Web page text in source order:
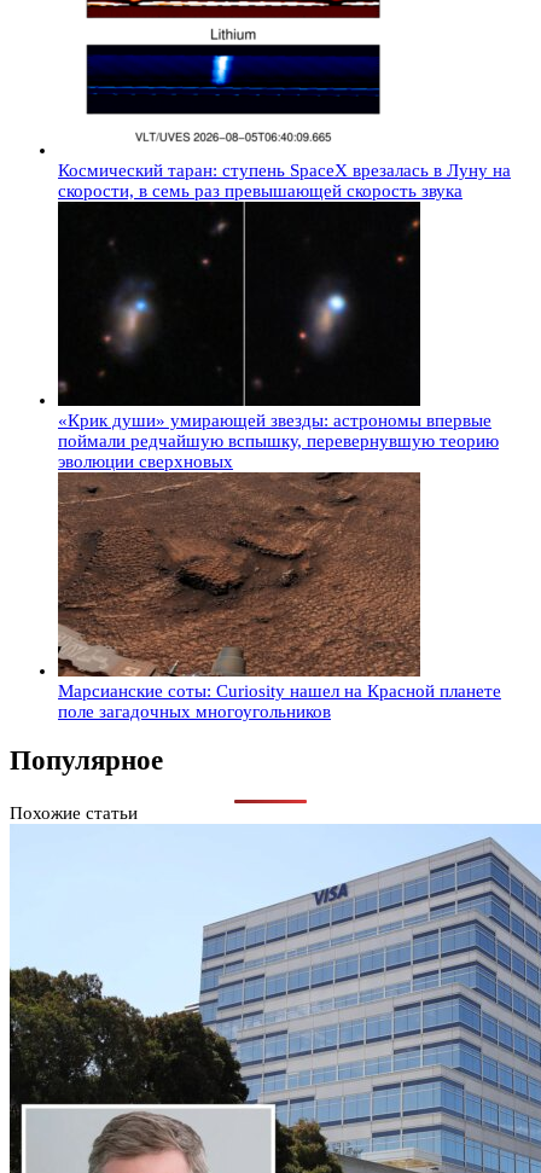
Космический таран: ступень SpaceX врезалась в Луну на
скорости, в семь раз превышающей скорость звука
«Крик души» умирающей звезды: астрономы впервые
поймали редчайшую вспышку, перевернувшую теорию
эволюции сверхновых
Марсианские соты: Curiosity нашел на Красной планете
поле загадочных многоугольников
Популярное
Похожие статьи